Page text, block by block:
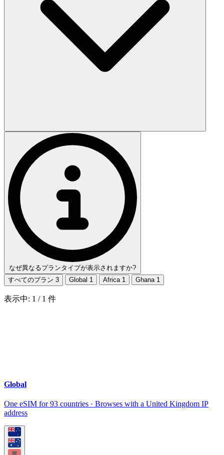
なぜ異なるプランタイプが表示されますか?
すべてのプラン 3 Global 1 Africa 1 Ghana 1
表示中: 1 / 1 件
Global
One eSIM for 93 countries · Browses with a United Kingdom IP
address